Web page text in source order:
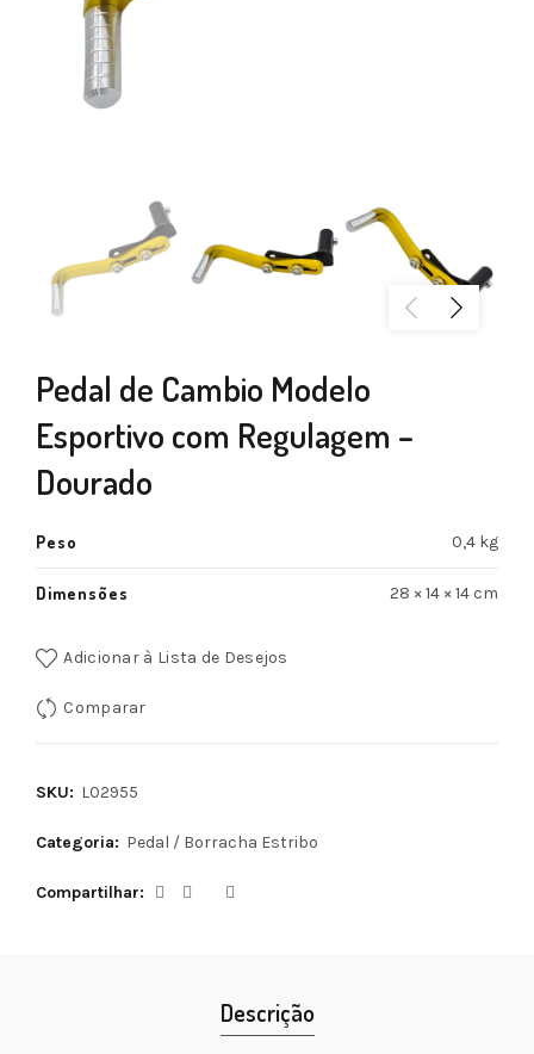
Pedal de Cambio Modelo
Esportivo com Regulagem –
Dourado
Peso 0,4 kg
Dimensões 28 × 14 × 14 cm
Adicionar à Lista de Desejos
Comparar
SKU: L02955
Categoria: Pedal / Borracha Estribo
Compartilhar
Descrição